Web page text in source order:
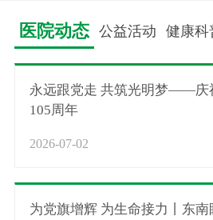
医院动态 公益活动 健康科
永远跟党走 共筑光明梦——庆祝中国共产党成立
105周年
2026-07-02
为党旗增辉 为生命接力丨东